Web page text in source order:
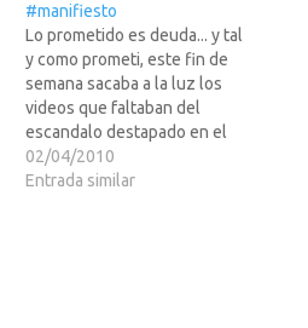
#manifiesto
Lo prometido es deuda... y tal
y como prometi, este fin de
semana sacaba a la luz los
videos que faltaban del
escandalo destapado en el
tema de descargas piratas -
porque si, bajarselo desde
02/04/2010
Entrada similar